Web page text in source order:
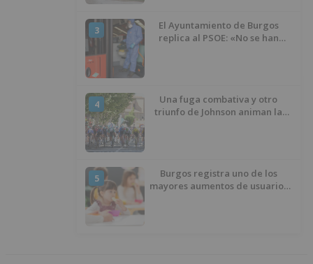
3
El Ayuntamiento de Burgos
replica al PSOE: «No se han
4
Una fuga combativa y otro
triunfo de Johnson animan la
5
Burgos registra uno de los
mayores aumentos de usuarios